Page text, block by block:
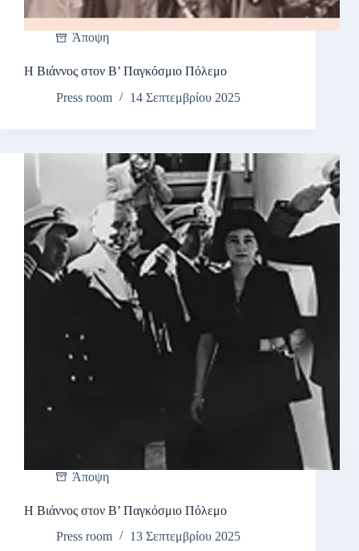
Άποψη
Η Βιάννος στον Β’ Παγκόσμιο Πόλεμο
Press room
14 Σεπτεμβρίου 2025
Άποψη
Η Βιάννος στον Β’ Παγκόσμιο Πόλεμο
Press room
13 Σεπτεμβρίου 2025